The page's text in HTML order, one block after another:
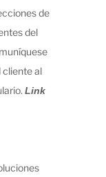
de
del
cliente al
Link